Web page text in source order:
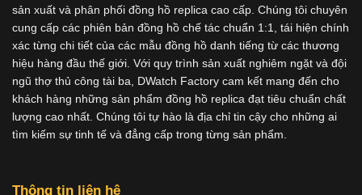
sản xuất và phân phối đồng hồ replica cao cấp. Chúng tôi chuyên
cung cấp các phiên bản đồng hồ chế tác chuẩn 1:1, tái hiện chính
xác từng chi tiết của các mẫu đồng hồ danh tiếng từ các thương
hiệu hàng đầu thế giới. Với quy trình sản xuất nghiêm ngặt và đội
ngũ thợ thủ công tài ba, DWatch Factory cam kết mang đến cho
khách hàng những sản phẩm đồng hồ replica đạt tiêu chuẩn chất
lượng cao nhất. Chúng tôi tự hào là địa chỉ tin cậy cho những ai
tìm kiếm sự tinh tế và đẳng cấp trong từng sản phẩm.
Thông tin liên hệ